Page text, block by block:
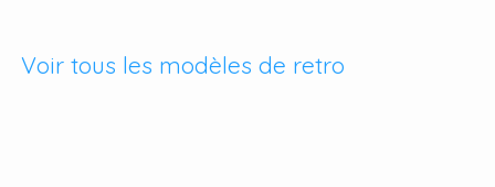
Voir tous les modèles de retro